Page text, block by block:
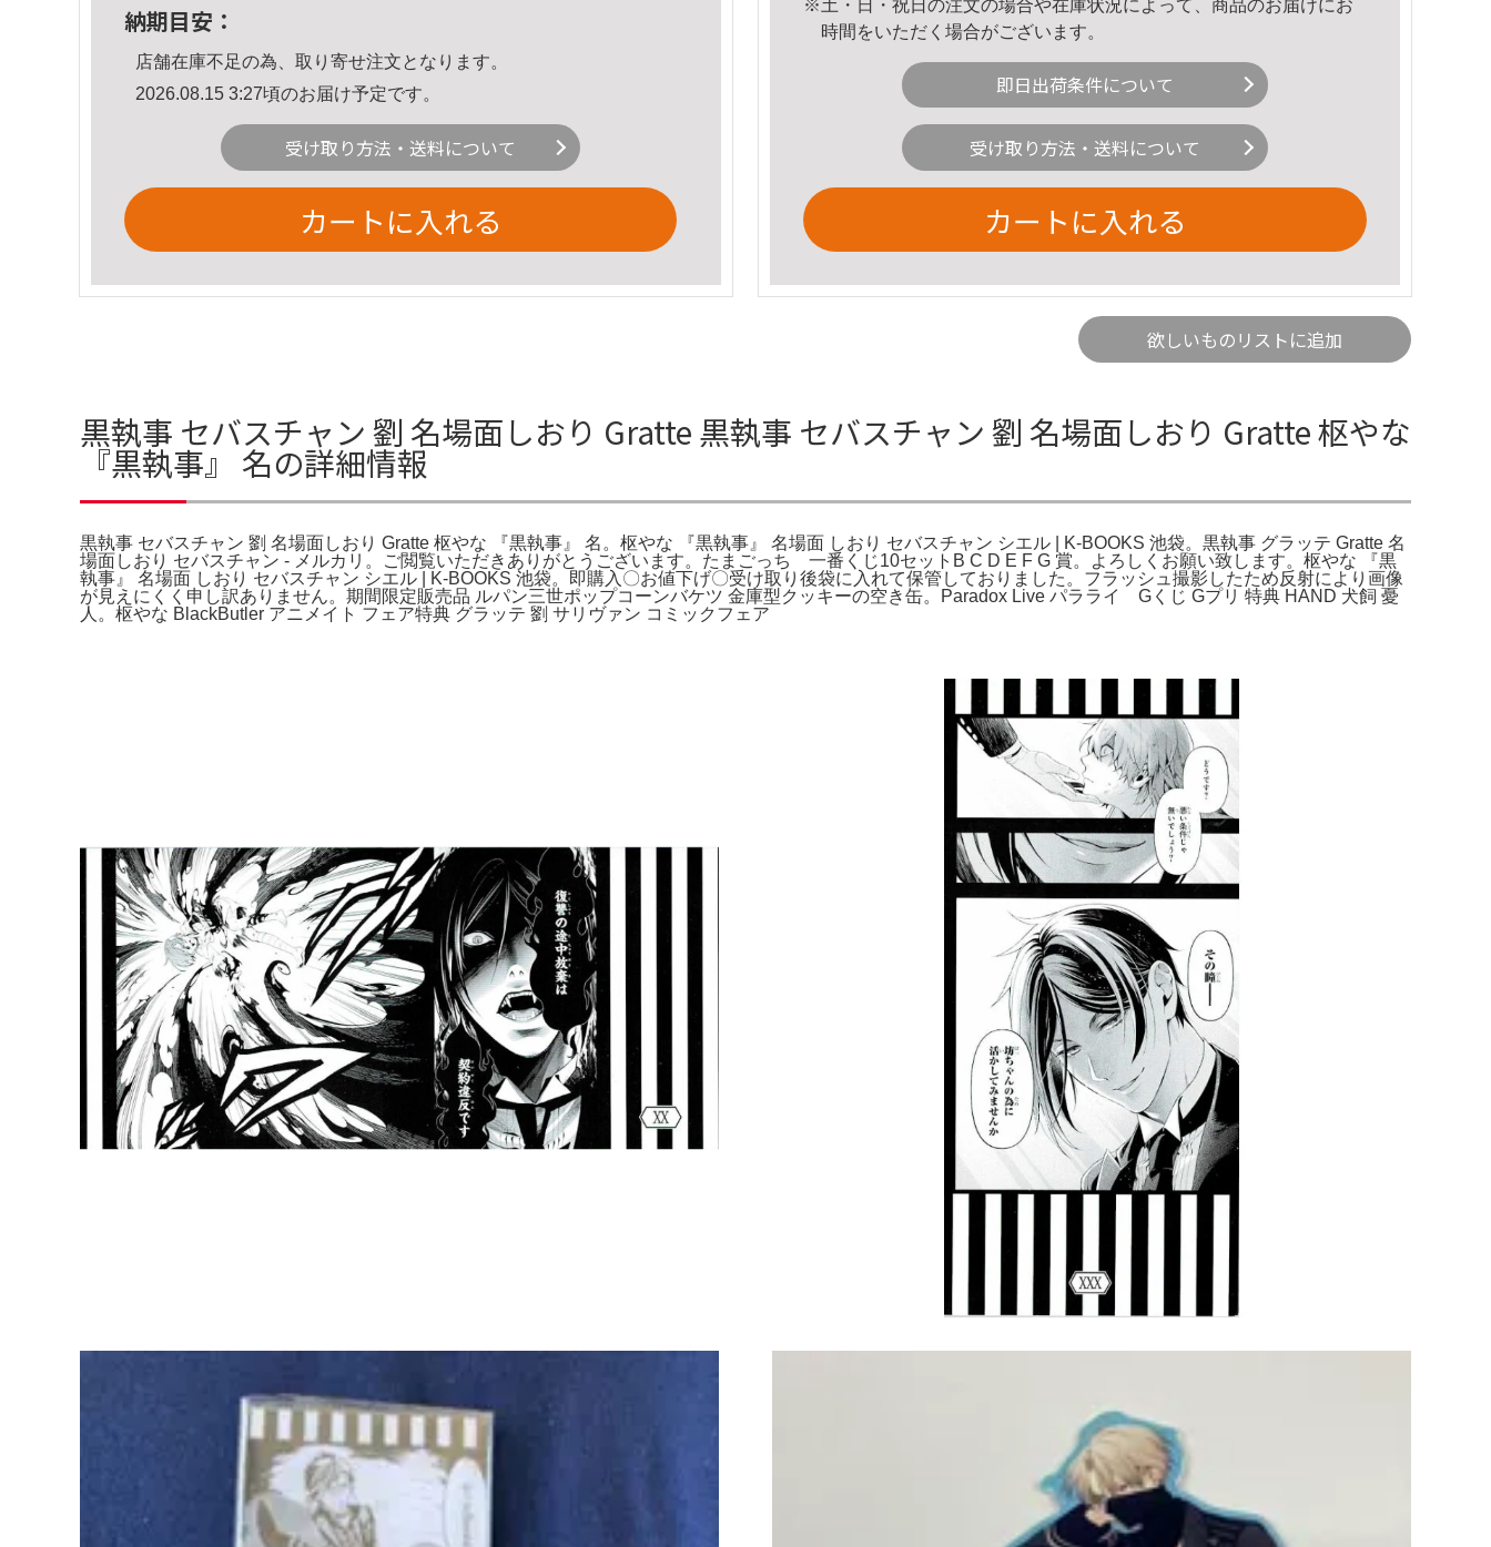
納期目安：
店舗在庫不足の為、取り寄せ注文となります。
2026.08.15 3:27頃のお届け予定です。
受け取り方法・送料について
カートに入れる
※土・日・祝日の注文の場合や在庫状況によって、商品のお届けにお
時間をいただく場合がございます。
即日出荷条件について
受け取り方法・送料について
カートに入れる
欲しいものリストに追加
黒執事 セバスチャン 劉 名場面しおり Gratte 黒執事 セバスチャン 劉 名場面しおり Gratte 枢やな
『黒執事』 名の詳細情報
黒執事 セバスチャン 劉 名場面しおり Gratte 枢やな 『黒執事』 名。枢やな 『黒執事』 名場面 しおり セバスチャン シエル | K-BOOKS 池袋。黒執事 グラッテ Gratte 名
場面しおり セバスチャン - メルカリ。ご閲覧いただきありがとうございます。たまごっち 一番くじ10セットB C D E F G 賞。よろしくお願い致します。枢やな 『黒
執事』 名場面 しおり セバスチャン シエル | K-BOOKS 池袋。即購入〇お値下げ〇受け取り後袋に入れて保管しておりました。フラッシュ撮影したため反射により画像
が見えにくく申し訳ありません。期間限定販売品 ルパン三世ポップコーンバケツ 金庫型クッキーの空き缶。Paradox Live パラライ Gくじ Gプリ 特典 HAND 犬飼 憂
人。枢やな BlackButler アニメイト フェア特典 グラッテ 劉 サリヴァン コミックフェア